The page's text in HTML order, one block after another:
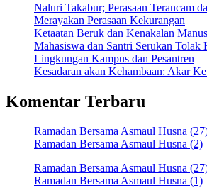
Naluri Takabur; Perasaan Terancam
Merayakan Perasaan Kekurangan
Ketaatan Beruk dan Kenakalan
Mahasiswa dan Santri Serukan Tolak
Lingkungan Kampus dan Pesantren
Kesadaran akan Kehambaan: Akar
Komentar Terbaru
Ramadan Bersama Asmaul Husna
Ramadan Bersama Asmaul Husna (2)
Ramadan Bersama Asmaul Husna
Ramadan Bersama Asmaul Husna (1)